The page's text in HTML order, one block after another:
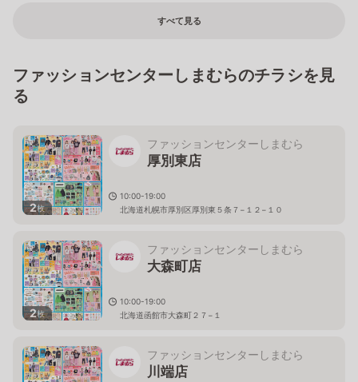
すべて見る
ファッションセンターしまむらのチラシを見
る
2枚
ファッションセンターしまむら
厚別東店
10:00-19:00
北海道札幌市厚別区厚別東５条７−１２−１０
2枚
ファッションセンターしまむら
大森町店
10:00-19:00
北海道函館市大森町２７−１
ファッションセンターしまむら
川端店